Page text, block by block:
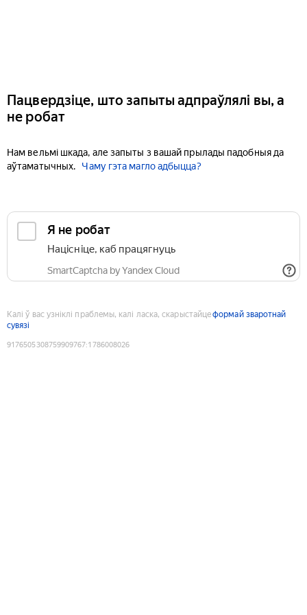
Пацвердзіце, што запыты адпраўлялі вы, а
не робат
Нам вельмі шкада, але запыты з вашай прылады падобныя да
аўтаматычных.
Чаму гэта магло адбыцца?
Я не робат
Націсніце, каб працягнуць
SmartCaptcha by Yandex Cloud
Калі ў вас узніклі праблемы, калі ласка, скарыстайцеформай зваротнай
сувязі
9176505308759909767:1786008026